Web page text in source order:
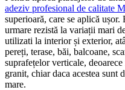
adeziv profesional de calitate
superioară, care se aplică
urmare rezistă la variații mari
utilizati la interior și exterior,
pereți, terase, băi, balcoane,
suprafețelor verticale,
granit, chiar daca acestea sunt
mare.